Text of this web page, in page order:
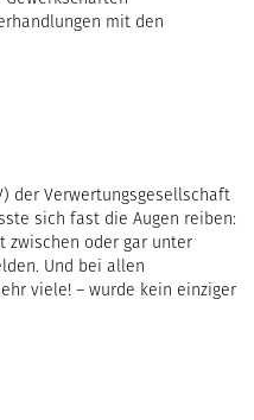
mit den
der Verwertungsgesellschaft
sich fast die Augen reiben:
zwischen oder gar unter
Und bei allen
viele! – wurde kein einziger